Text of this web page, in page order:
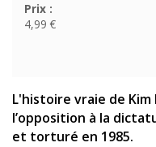
Prix :
4,99 €
L'histoire vraie de
l’opposition à la
et torturé en 1985.